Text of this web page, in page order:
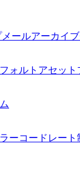
メールアーカイブ
ォルトアセット
ーコード レート